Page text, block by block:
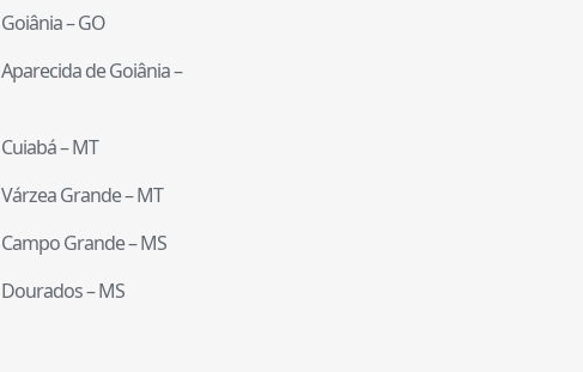
Goiânia–GO
Aparecida de Goiânia–
Cuiabá–MT
Várzea Grande–MT
Campo Grande–MS
Dourados–MS